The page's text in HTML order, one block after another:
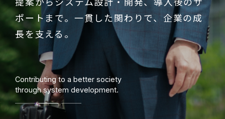
ポートまで。 一貫した関わりで、企業の成
長を支える。
Contributing to a better society
through system development.